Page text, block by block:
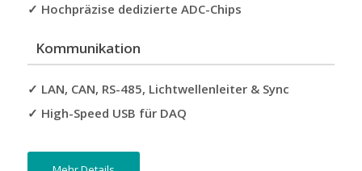
✓ Hochpräzise dedizierte ADC-Chips
Kommunikation
✓ LAN, CAN, RS-485, Lichtwellenleiter & Sync
✓ High-Speed USB für DAQ